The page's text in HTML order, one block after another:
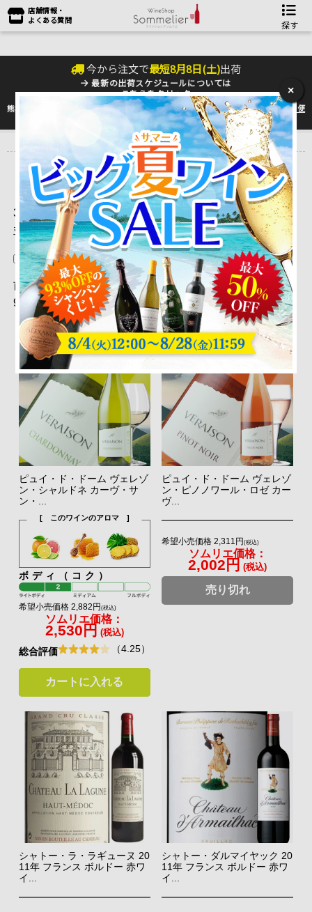
店舗情報・
よくある質問
探す
今から注文で最短8月8日(土)出荷
最新の出荷スケジュールについては
こちらをクリック
熊本地震の影響により九州への配送に遅れが生じております。最新情報は佐川急便
のHP
をご確認下さい。
ワインをタイプ別に選ぶ♪
3,271 ～ 3,285 件目を表示しています。（全3,358件）
並べ替え
在庫切れを除く
前ページを表示|1...213 |214 |215|216| 217| 218
| 21
9 |
220|221 |222 |223|224 |次ページを表示
ピュイ・ド・ドーム ヴェレゾ
ン・シャルドネ カーヴ・サ
ン・...
[ このワインのアロマ ]
ボディ（コク）
希望小売価格 2,882円(税込)
ソムリエ価格：
2,530円 (税込)
総合評価 （4.25）
カートに入れる
ピュイ・ド・ドーム ヴェレゾ
ン・ピノノワール・ロゼ カー
ヴ...
希望小売価格 2,311円(税込)
ソムリエ価格：
2,002円 (税込)
売り切れ
シャトー・ラ・ラギューヌ 20
11年 フランス ボルドー 赤ワ
イ...
シャトー・ダルマイヤック 20
11年 フランス ボルドー 赤ワ
イ...
×